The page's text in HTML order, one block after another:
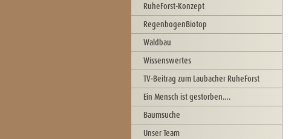
RuheForst-Konzept
RegenbogenBiotop
Waldbau
Wissenswertes
TV-Beitrag zum Laubacher RuheForst
Ein Mensch ist gestorben….
Baumsuche
Unser Team